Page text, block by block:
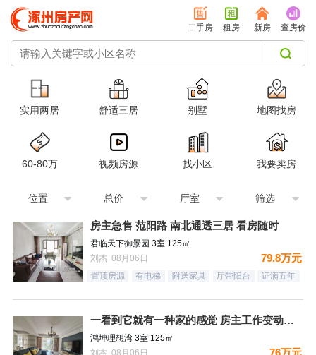
二手房 租房 新房 查房价
实用两居 舒适三居 别墅 地图找房
60-80万 视频房源 找小区 我要卖房
位置 总价 厅室 筛选
房主急售 范阳路 南北通透三居 看房随时
君临天下御景园 3室 125㎡
刘杰 08月06日
79.8万元
置顶房源 有电梯 附送家具 厅带阳台 证满五年
一看到它就有一种家的感觉 房主工作变动 忍痛割爱
鸿坤理想湾 3室 125㎡
刘杰 08月06日
76万元